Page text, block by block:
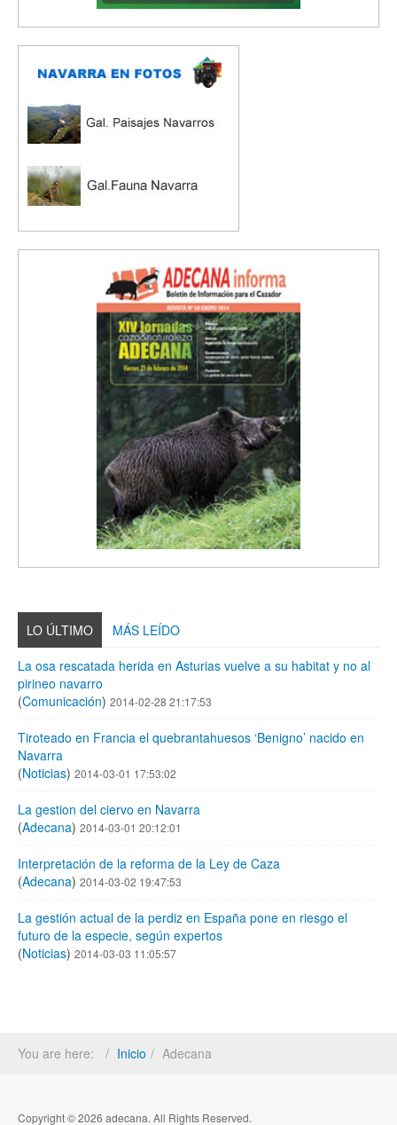
LO ÚLTIMO
MÁS LEÍDO
La osa rescatada herida en Asturias vuelve a su habitat y no al
pirineo navarro
(Comunicación) 2014-02-28 21:17:53
Tiroteado en Francia el quebrantahuesos ‘Benigno’ nacido en
Navarra
(Noticias) 2014-03-01 17:53:02
La gestion del ciervo en Navarra
(Adecana) 2014-03-01 20:12:01
Interpretación de la reforma de la Ley de Caza
(Adecana) 2014-03-02 19:47:53
La gestión actual de la perdiz en España pone en riesgo el
futuro de la especie, según expertos
(Noticias) 2014-03-03 11:05:57
You are here: Inicio Adecana
Copyright © 2026 adecana. All Rights Reserved.